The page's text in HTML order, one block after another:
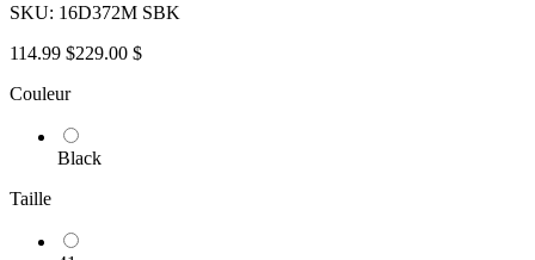
SKU: 16D372M SBK
114.99 $229.00 $
Couleur
Black
Taille